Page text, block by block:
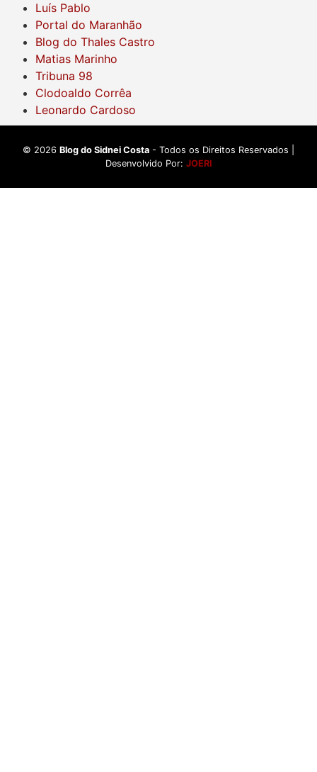
Luís Pablo
Portal do Maranhão
Blog do Thales Castro
Matias Marinho
Tribuna 98
Clodoaldo Corrêa
Leonardo Cardoso
© 2026 Blog do Sidnei Costa - Todos os Direitos Reservados |
Desenvolvido Por: JOERI